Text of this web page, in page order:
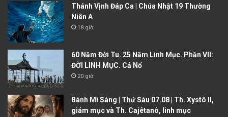
Thánh Vịnh Đáp Ca | Chúa Nhật 19 Thường
Niên A
18 giờ
60 Năm Đời Tu. 25 Năm Linh Mục. Phần VII:
ĐỜI LINH MỤC. Cả Nổ
20 giờ
Bánh Mì Sáng | Thứ Sáu 07.08 | Th. Xystô II,
giám mục và Th. Cajêtanô, linh mục